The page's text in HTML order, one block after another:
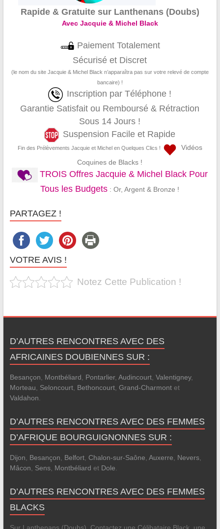
Rapide & Gratuite sur Lanthenans (Doubs)
Avec Jacquie & Michel Black
Paiement Totalement
Sécurisé et Discret
(le nom du site Jacquie & Michel Black n’apparaîtra pas sur votre relevé de compte
bancaire) !
Inscription par Téléphone !
Garantie Satisfait ou Remboursé & Rétraction
Sous 14 Jours !
Suspension Facile et Rapide
Fin des Prélèvements Jacquie et Michel en Quelques Clics !
Vidéos
Coquines de Blacks !
TROIS Offres Jacquie & Michel Black Pour
Tous les Budgets : Or, Argent & Bronze !
PARTAGEZ !
VOTRE AVIS !
Notez Cette Publication !
D’AUTRES RENCONTRES AVEC DES
AFRICAINES DOUBIENNES SUR :
Besançon, Montbéliard, Pontarlier, Audincourt, Valentigney,
Morteau, Seloncourt, Bethoncourt, Grand-Charmontet
Valdahon.
D’AUTRES RENCONTRES AVEC DES FEMMES
D’AFRIQUE BOURGUIGNONNES SUR :
Dijon, Besançon, Belfort, Chalon-sur-Saône, Auxerre, Nevers,
Mâcon, Sens, Montbéliard et Dole.
D’AUTRES RENCONTRES AVEC DES FEMMES
BLACKS